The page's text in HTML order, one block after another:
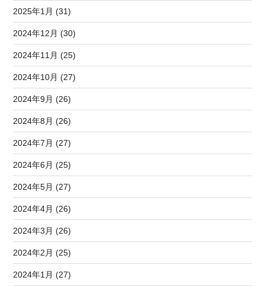
2025年1月 (31)
2024年12月 (30)
2024年11月 (25)
2024年10月 (27)
2024年9月 (26)
2024年8月 (26)
2024年7月 (27)
2024年6月 (25)
2024年5月 (27)
2024年4月 (26)
2024年3月 (26)
2024年2月 (25)
2024年1月 (27)